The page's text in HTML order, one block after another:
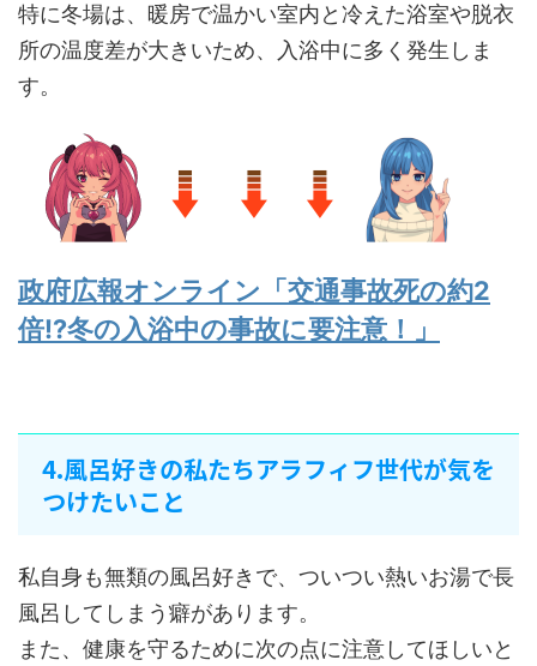
特に冬場は、暖房で温かい室内と冷えた浴室や脱衣
所の温度差が大きいため、入浴中に多く発生しま
す。
政府広報オンライン「交通事故死の約2
倍⁉冬の入浴中の事故に要注意！」
4.風呂好きの私たちアラフィフ世代が気を
つけたいこと
私自身も無類の風呂好きで、ついつい熱いお湯で長
風呂してしまう癖があります。
また、健康を守るために次の点に注意してほしいと